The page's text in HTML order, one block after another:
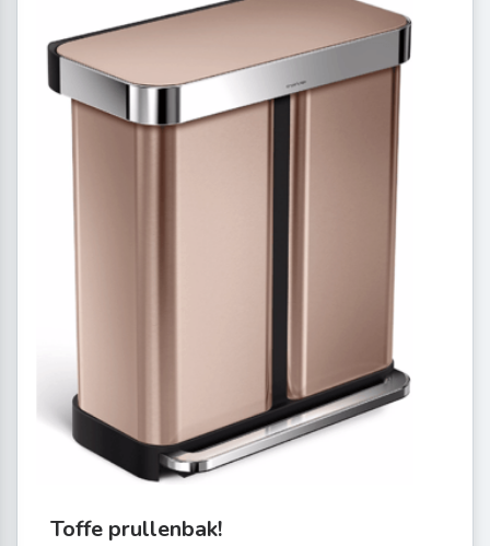
Toffe prullenbak!